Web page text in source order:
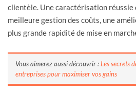
clientèle. Une caractérisation réussie
meilleure gestion des coûts, une
plus grande rapidité de mise en
Vous aimerez aussi découvrir :Les secrets
entreprises pour maximiser vos gains